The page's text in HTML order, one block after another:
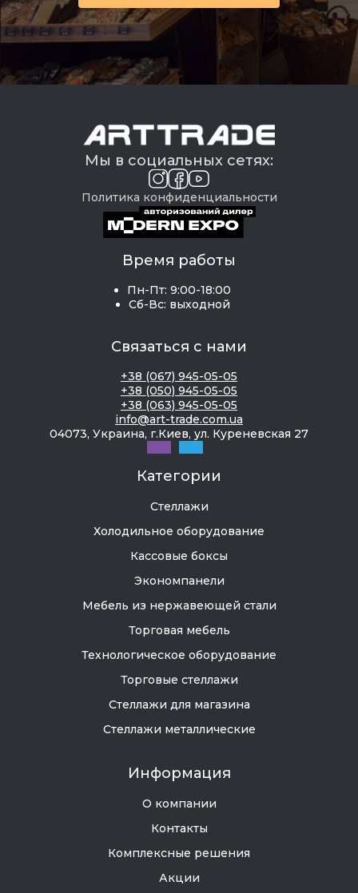
Мы в социальных сетях:
Политика конфиденциальности
Время работы
Пн-Пт: 9:00-18:00
Сб-Вс: выходной
Связаться с нами
+38 (067) 945-05-05
+38 (050) 945-05-05
+38 (063) 945-05-05
info@art-trade.com.ua
04073, Украина, г.Киев, ул. Куреневская 27
Категории
Стеллажи
Холодильное оборудование
Кассовые боксы
Экономпанели
Мебель из нержавеющей стали
Торговая мебель
Технологическое оборудование
Торговые стеллажи
Стеллажи для магазина
Стеллажи металлические
Информация
О компании
Контакты
Комплексные решения
Акции